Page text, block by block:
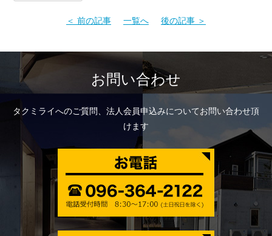
求人中の会社一覧
＜ 前の記事 一覧へ 後の記事 ＞
お問い合わせ
タクミライへのご質問、法人会員申込みについてお問い合わせ頂
けます